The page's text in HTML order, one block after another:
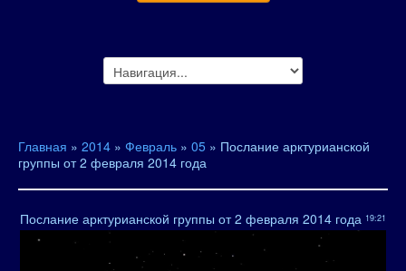
Главная » 2014 » Февраль » 05 » Послание арктурианской
группы от 2 февраля 2014 года
19:21
Послание арктурианской группы от 2 февраля 2014 года